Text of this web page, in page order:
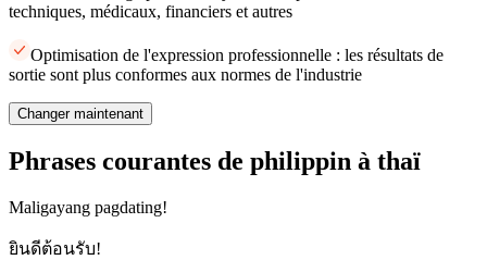
techniques, médicaux, financiers et autres
Optimisation de l'expression professionnelle : les résultats de
sortie sont plus conformes aux normes de l'industrie
Changer maintenant
Phrases courantes de philippin à thaï
Maligayang pagdating!
ยินดีต้อนรับ!